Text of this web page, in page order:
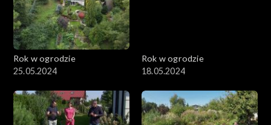
Rok w ogrodzie
25.05.2024
Rok w ogrodzie
18.05.2024